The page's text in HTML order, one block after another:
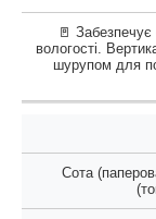
🚪
вологості.
шурупом для
Сота